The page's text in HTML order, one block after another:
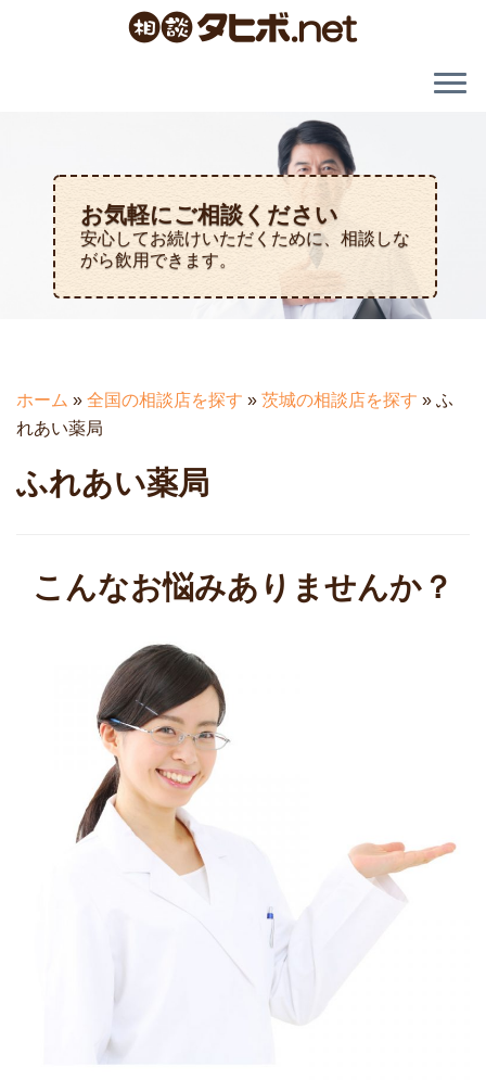
お気軽にご相談ください
安心してお続けいただくために、相談しな
がら飲用できます。
ホーム » 全国の相談店を探す » 茨城の相談店を探す » ふ
れあい薬局
ふれあい薬局
こんなお悩みありませんか？